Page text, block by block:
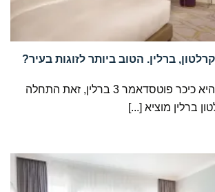
ברלין. הטוב ביותר לזוגות בעיר?
כשהכתובת שלכם היא כיכר פוטסדאמר 3 ברלין, זאת התחלה
ברלין מוציא [...]